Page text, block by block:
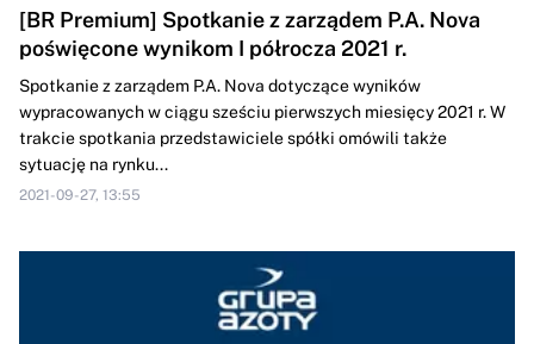
[BR Premium] Spotkanie z zarządem P.A. Nova
poświęcone wynikom I półrocza 2021 r.
Spotkanie z zarządem P.A. Nova dotyczące wyników
wypracowanych w ciągu sześciu pierwszych miesięcy 2021 r. W
trakcie spotkania przedstawiciele spółki omówili także
sytuację na rynku...
2021-09-27, 13:55